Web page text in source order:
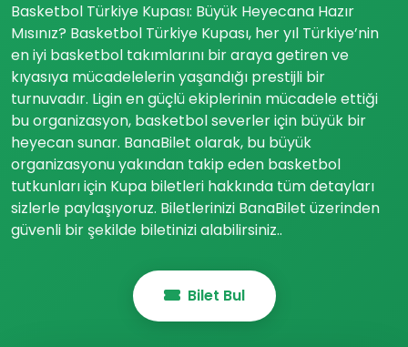
Basketbol Türkiye Kupası: Büyük Heyecana Hazır
Mısınız? Basketbol Türkiye Kupası, her yıl Türkiye’nin
en iyi basketbol takımlarını bir araya getiren ve
kıyasıya mücadelelerin yaşandığı prestijli bir
turnuvadır. Ligin en güçlü ekiplerinin mücadele ettiği
bu organizasyon, basketbol severler için büyük bir
heyecan sunar. BanaBilet olarak, bu büyük
organizasyonu yakından takip eden basketbol
tutkunları için Kupa biletleri hakkında tüm detayları
sizlerle paylaşıyoruz. Biletlerinizi BanaBilet üzerinden
güvenli bir şekilde biletinizi alabilirsiniz..
Bilet Bul